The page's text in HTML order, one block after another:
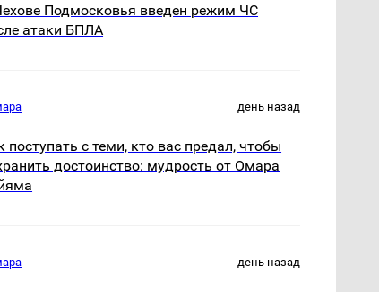
Подмосковья введен режим ЧС
атаки БПЛА
день назад
поступать с теми, кто вас предал, чтобы
достоинство: мудрость от Омара
день назад